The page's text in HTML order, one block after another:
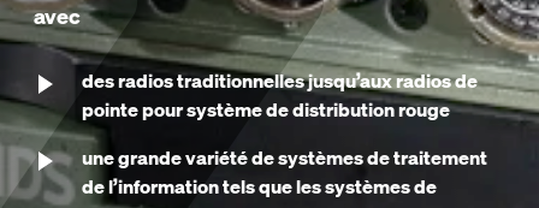
avec
des radios traditionnelles jusqu’aux radios de
pointe pour système de distribution rouge
une grande variété de systèmes de traitement
de l’information tels que les systèmes de